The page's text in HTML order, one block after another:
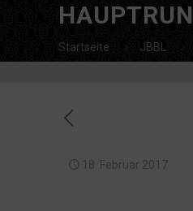
Startseite JBBL
18. Februar 2017